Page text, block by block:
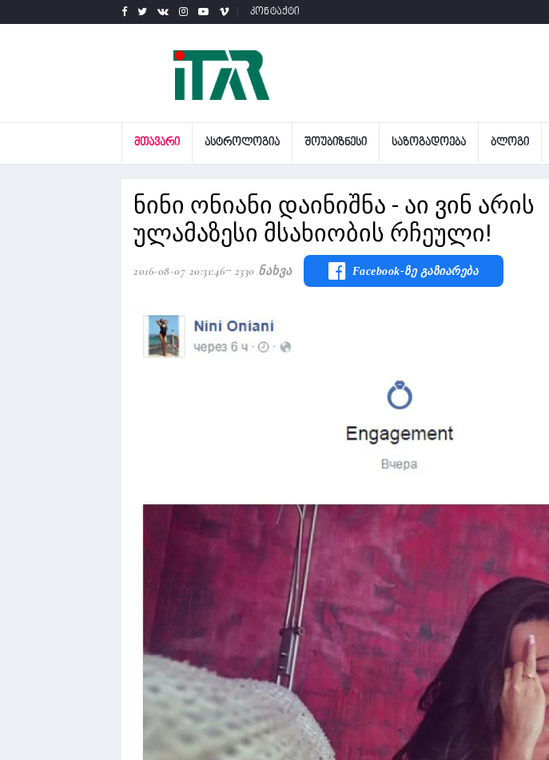
კონტაქტი
ᲛᲗᲐᲕᲐᲠᲘ ᲐᲡᲢᲠᲝᲚᲝᲒᲘᲐ ᲨᲝᲣᲑᲘᲖᲜᲔᲡᲘ ᲡᲐᲖᲝᲒᲐᲓᲝᲔᲑᲐ ᲑᲚᲝᲒᲘ
ნინი ონიანი დაინიშნა - აი ვინ არის
ულამაზესი მსახიობის რჩეული!
2016-08-07 20:31:46 2330 Ნახვა Facebook-Ზე Გაზიარება